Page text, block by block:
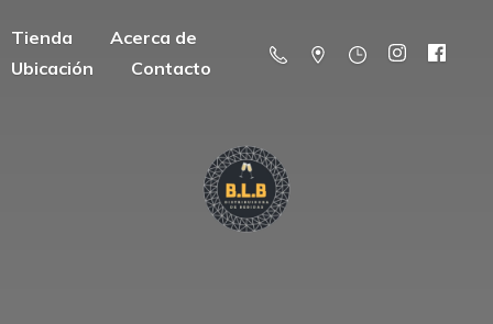
Tienda
Acerca de
Ubicación
Contacto